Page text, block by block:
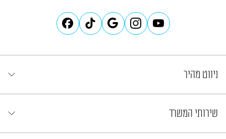
ניווט מהיר
שירותי המשרד